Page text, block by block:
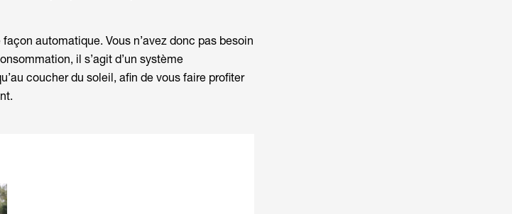
automatique. Vous n’avez donc pas besoin
il s’agit d’un système
coucher du soleil, afin de vous faire profiter